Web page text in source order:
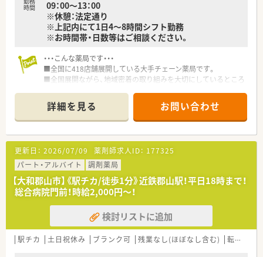
時間
09：00～13：00
※休憩：法定通り
※上記内にて1日4～8時間シフト勤務
※お時間帯・日数等はご相談ください。
・・・こんな薬局です・・・
■全国に418店舗展開している大手チェーン薬局です。
■全国展開ながら、地域密着の取り組みを大切にしているところ
■病院門前2割、クリニック門前/モールが8割の展開です！地域
の方やドクターとしっかりコミュニケーションを取りたい方に
もおすすめです。
■病態研修、医薬品研修、マナー・コミュニケーション研修など
のほか、認定薬剤師取得のための助成制度も設けています。
詳細を見る お問い合わせ
更新日： 2026/07/09 薬剤師求人ID： 177325
パート・アルバイト
調剤薬局
【大和郡山市】《駅チカ/徒歩1分》近鉄郡山駅！平日18時まで！
総合病院門前！時給2,000円～！
検討リストに追加
駅チカ 土日祝休み ブランク可 残業なし(ほぼなし含む) 転勤なし